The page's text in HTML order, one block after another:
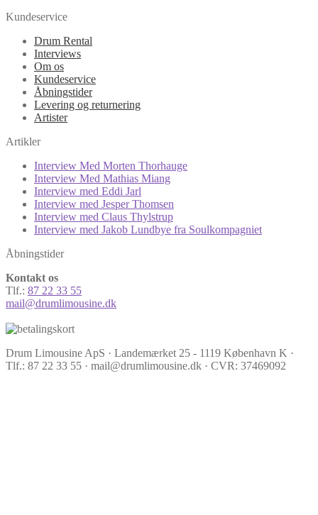
Kundeservice
Drum Rental
Interviews
Om os
Kundeservice
Åbningstider
Levering og returnering
Artister
Artikler
Interview Med Morten Thorhauge
Interview Med Mathias Miang
Interview med Eddi Jarl
Interview med Jesper Thomsen
Interview med Claus Thylstrup
Interview med Jakob Lundbye fra Soulkompagniet
Åbningstider
Kontakt os
Tlf.: 87 22 33 55
mail@drumlimousine.dk
Drum Limousine ApS · Landemærket 25 - 1119 København K ·
Tlf.: 87 22 33 55 · mail@drumlimousine.dk · CVR: 37469092